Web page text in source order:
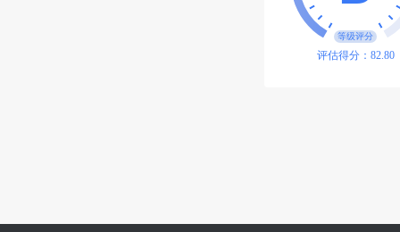
等级评分
评估得分：82.80